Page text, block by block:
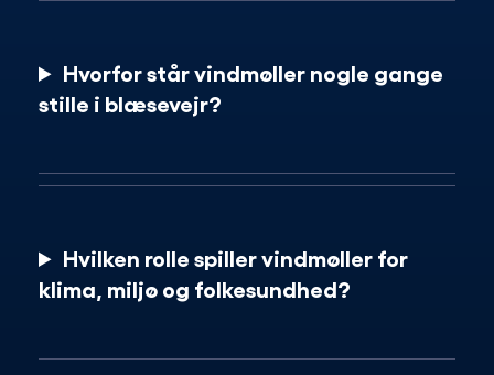
Hvorfor står vindmøller nogle gange
stille i blæsevejr?
Hvilken rolle spiller vindmøller for
klima, miljø og folkesundhed?